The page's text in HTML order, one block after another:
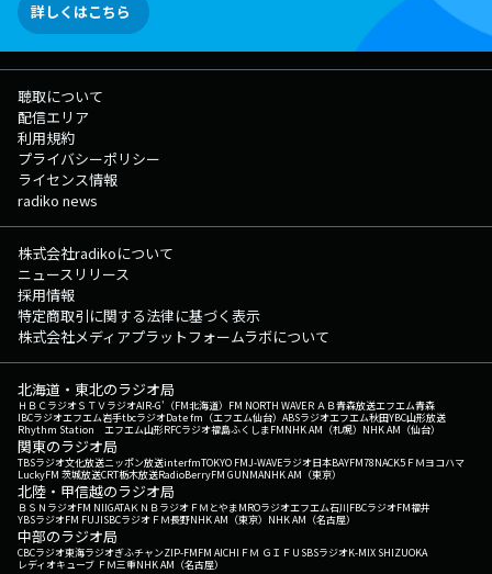
詳しくはこちら
聴取について
配信エリア
利用規約
プライバシーポリシー
ライセンス情報
radiko news
株式会社radikoについて
ニュースリリース
採用情報
特定商取引に関する法律に基づく表示
株式会社メディアプラットフォームラボについて
北海道・東北のラジオ局
ＨＢＣラジオＳＴＶラジオAIR-G'（FM北海道） FM NORTH WAVEＲＡＢ青森放送エフエム青森
IBCラジオエフエム岩手tbcラジオDate fm（エフエム仙台） ABSラジオエフエム秋田YBC山形放送
Rhythm Station エフエム山形RFCラジオ福島ふくしまFMNHK AM（札幌） NHK AM（仙台）
関東のラジオ局
TBSラジオ文化放送ニッポン放送interfmTOKYO FMJ-WAVEラジオ日本BAYFM78NACK5 ＦＭヨコハマ
LuckyFM 茨城放送CRT栃木放送RadioBerryFM GUNMANHK AM（東京）
北陸・甲信越のラジオ局
ＢＳＮラジオFM NIIGATAＫＮＢラジオ ＦＭとやまMROラジオエフエム石川FBCラジオFM福井
YBSラジオFM FUJISBCラジオ ＦＭ長野NHK AM（東京） NHK AM（名古屋）
中部のラジオ局
CBCラジオ東海ラジオぎふチャンZIP-FMFM AICHI ＦＭ ＧＩＦＵ SBSラジオK-MIX SHIZUOKA
レディオキューブ ＦＭ三重NHK AM（名古屋）